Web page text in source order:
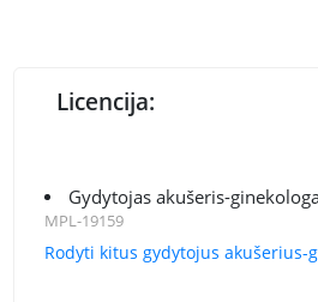
Licencija:
Gydytojas akušeris-
MPL-19159
Rodyti kitus gydytojus akušerius-